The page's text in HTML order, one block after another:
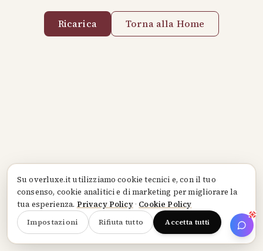
Suoverluxe.itutilizziamo cookie tecnici e, con il tuo
consenso, cookie analitici e di marketing per migliorare la
tua esperienza. Privacy Policy· Cookie Policy
Impostazioni Rifiuta tutto Accetta tutti
Ricarica Torna alla Home